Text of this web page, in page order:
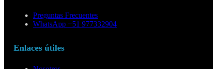
Preguntas Frecuentes
WhatsApp +51 977332904
Enlaces útiles